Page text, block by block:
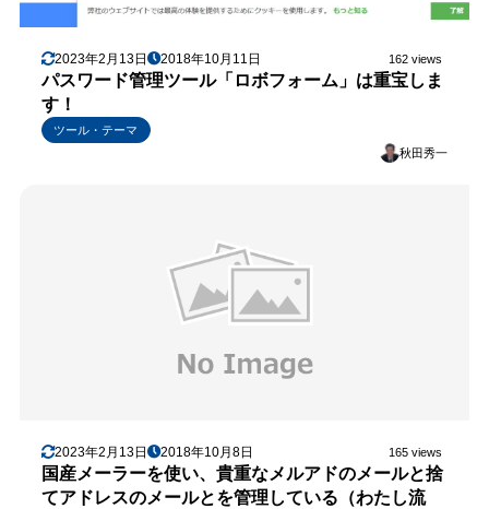
2023年2月13日 2018年10月11日 162 views
パスワード管理ツール「ロボフォーム」は重宝しま
す！
ツール・テーマ
秋田秀一
2023年2月13日 2018年10月8日 165 views
国産メーラーを使い、貴重なメルアドのメールと捨
てアドレスのメールとを管理している（わたし流